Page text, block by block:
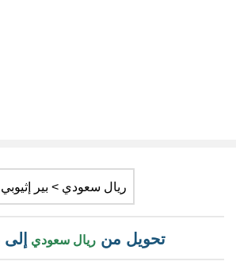
تحويل منريال سعودي إلى